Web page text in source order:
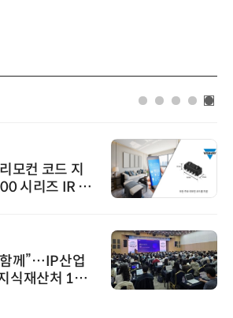
모컨 코드 지
시리즈 IR 수
께”…IP산업
식재산처 1호